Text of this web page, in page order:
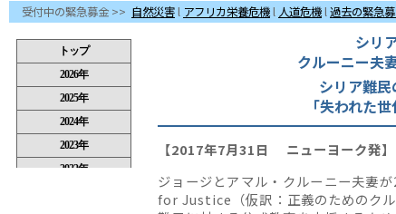
受付中の緊急募金 >> 自然災害l アフリカ栄養危機l 人道危機l過去の緊急
シリ
クルーニー夫
シリア難
「失われた
【2017年7月31日 ニューヨーク発】
ジョージとアマル・クルーニー夫
for Justice（仮訳：正義のためのク